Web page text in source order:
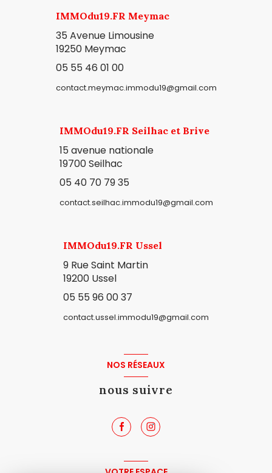
IMMOdu19.FR Meymac
35 Avenue Limousine
19250 Meymac
05 55 46 01 00
contact.meymac.immodu19@gmail.com
IMMOdu19.FR Seilhac et Brive
15 avenue nationale
19700 Seilhac
05 40 70 79 35
contact.seilhac.immodu19@gmail.com
IMMOdu19.FR Ussel
9 Rue Saint Martin
19200 Ussel
05 55 96 00 37
contact.ussel.immodu19@gmail.com
NOS RÉSEAUX
nous suivre